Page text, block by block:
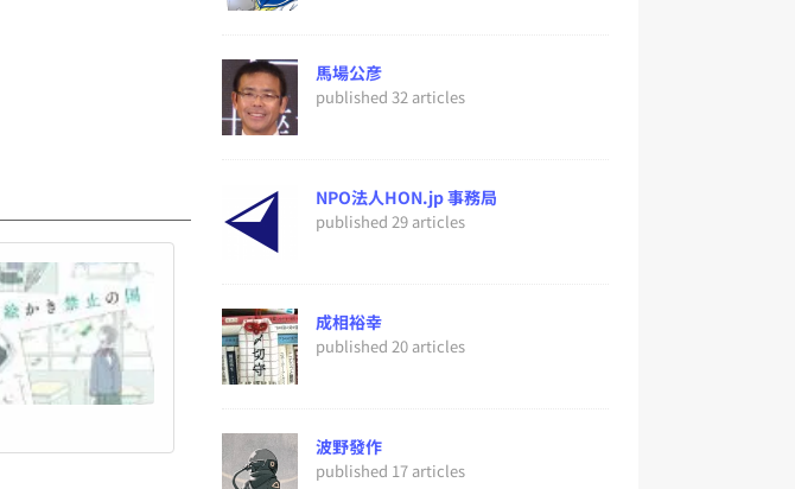
馬場公彦
published 32 articles
NPO法人HON.jp 事務局
published 29 articles
成相裕幸
published 20 articles
波野發作
published 17 articles